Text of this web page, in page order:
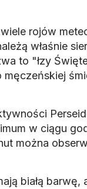
rojów
właśnie
to "łzy
męczeńskiej
w ciągu
można
białą